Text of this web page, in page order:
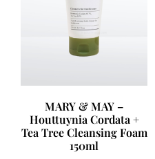
MARY & MAY –
Houttuynia Cordata +
Tea Tree Cleansing Foam
150ml